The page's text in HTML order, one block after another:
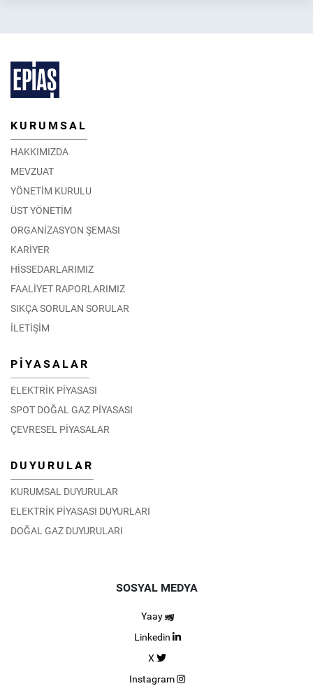
2026 Yılı İlkbahar Dönemi Enerji Piyasası Eğitimleri
30.03.2026
EPİAŞ Teknik Ekibi Umman’da Düzenlenen Eğitim
Programına Katıldı
Moğolistan Enerji Düzenleme Komisyonu EPİAŞ’ı ziyaret
KURUMSAL
HAKKIMIZDA
MEVZUAT
YÖNETİM KURULU
ÜST YÖNETİM
ORGANİZASYON ŞEMASI
KARİYER
HİSSEDARLARIMIZ
FAALİYET RAPORLARIMIZ
SIKÇA SORULAN SORULAR
İLETİŞİM
PİYASALAR
ELEKTRİK PİYASASI
SPOT DOĞAL GAZ PİYASASI
ÇEVRESEL PİYASALAR
DUYURULAR
KURUMSAL DUYURULAR
ELEKTRİK PİYASASI DUYURLARI
DOĞAL GAZ DUYURULARI
SOSYAL MEDYA
Yaay
Linkedin
X
Instagram